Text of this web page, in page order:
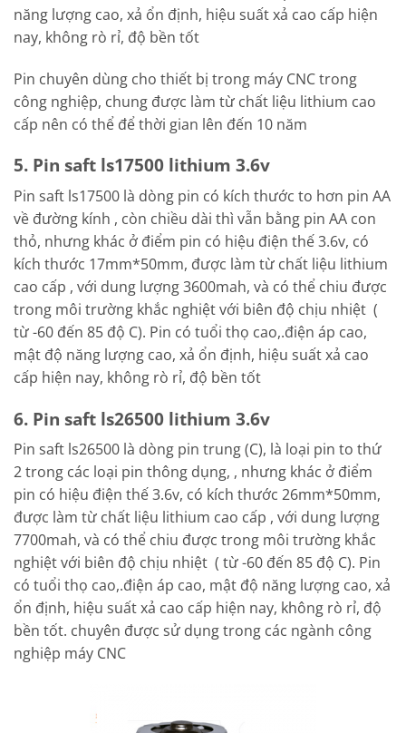
năng lượng cao, xả ổn định, hiệu suất xả cao cấp hiện
nay, không rò rỉ, độ bền tốt
Pin chuyên dùng cho thiết bị trong máy CNC trong
công nghiệp, chung được làm từ chất liệu lithium cao
cấp nên có thể để thời gian lên đến 10 năm
5. Pin saft ls17500 lithium 3.6v
Pin saft ls17500 là dòng pin có kích thước to hơn pin AA
về đường kính , còn chiều dài thì vẫn bằng pin AA con
thỏ, nhưng khác ở điểm pin có hiệu điện thế 3.6v, có
kích thước 17mm*50mm, được làm từ chất liệu lithium
cao cấp , với dung lượng 3600mah, và có thể chiu được
trong môi trường khắc nghiệt với biên độ chịu nhiệt (
từ -60 đến 85 độ C). Pin có tuổi thọ cao,.điện áp cao,
mật độ năng lượng cao, xả ổn định, hiệu suất xả cao
cấp hiện nay, không rò rỉ, độ bền tốt
6. Pin saft ls26500 lithium 3.6v
Pin saft ls26500 là dòng pin trung (C), là loại pin to thứ
2 trong các loại pin thông dụng, , nhưng khác ở điểm
pin có hiệu điện thế 3.6v, có kích thước 26mm*50mm,
được làm từ chất liệu lithium cao cấp , với dung lượng
7700mah, và có thể chiu được trong môi trường khắc
nghiệt với biên độ chịu nhiệt ( từ -60 đến 85 độ C). Pin
có tuổi thọ cao,.điện áp cao, mật độ năng lượng cao, xả
ổn định, hiệu suất xả cao cấp hiện nay, không rò rỉ, độ
bền tốt. chuyên được sử dụng trong các ngành công
nghiệp máy CNC